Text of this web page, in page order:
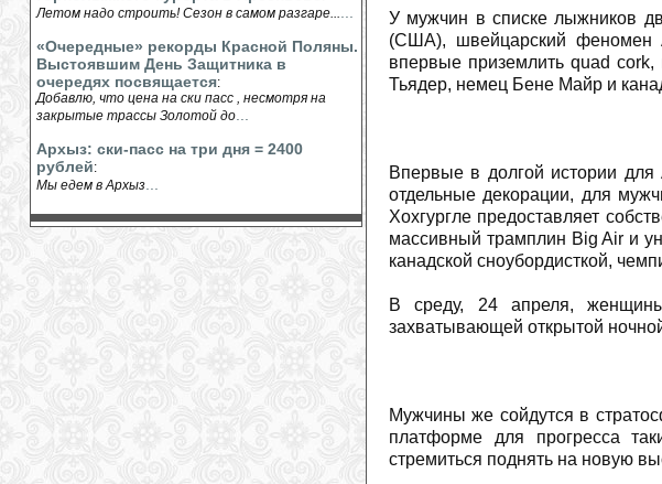
Летом надо строить! Сезон в самом разгаре...
«Очередные» рекорды Красной Поляны.
Выстоявшим День Защитника в
очередях посвящается:
Добавлю, что цена на ски пасс , несмотря на
закрытые трассы Золотой до
Архыз: ски-пасс на три дня = 2400
рублей:
Мы едем в Архыз
У мужчин в списке лыжников
(США), швейцарский феномен
впервые приземлить quad
Тьядер, немец Бене Майр и
Впервые в долгой истории
отдельные декорации, для
Хохгургле предоставляет
массивный трамплин Big Air и
канадской сноубордисткой,
В среду, 24 апреля,
захватывающей открытой
Мужчины же сойдутся в
платформе для прогресса
стремиться поднять на новую